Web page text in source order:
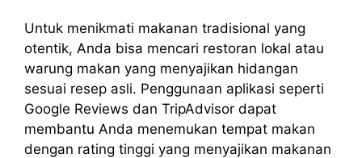
Untuk menikmati makanan tradisional yang
otentik, Anda bisa mencari restoran lokal atau
warung makan yang menyajikan hidangan
sesuai resep asli. Penggunaan aplikasi seperti
Google Reviews dan TripAdvisor dapat
membantu Anda menemukan tempat makan
dengan rating tinggi yang menyajikan makanan